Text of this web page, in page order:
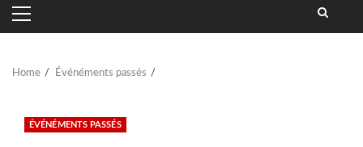
PRIMARY
MENU
Home Événéments passés
ÉVÉNÉMENTS PASSÉS